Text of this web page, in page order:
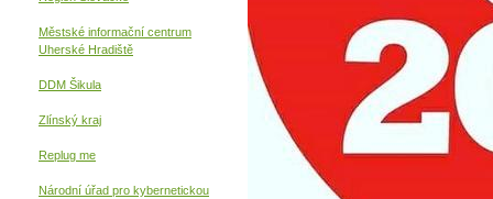
Městské informační centrum
Uherské Hradiště
DDM Šikula
Zlínský kraj
Replug me
Národní úřad pro kybernetickou